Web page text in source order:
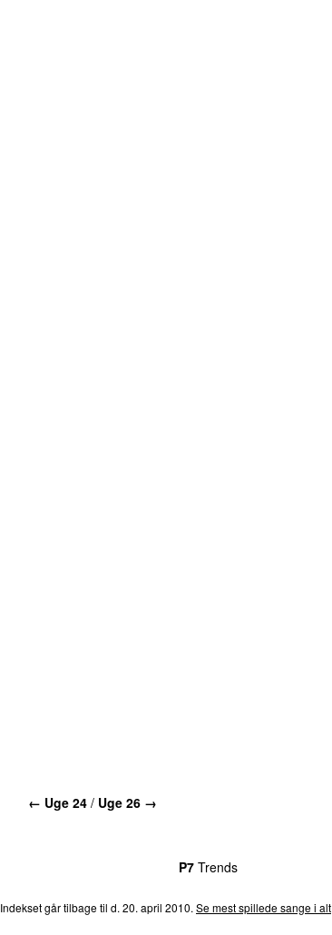
← Uge 24 / Uge 26 →
P7 Trends
Indekset går tilbage til d. 20. april 2010. Se mest spillede sange i alt